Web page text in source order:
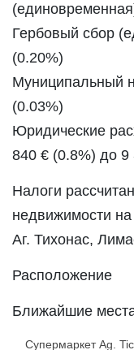
Гербовый сбор
(0.20%)
Муниципальный
(0.03%)
Юридические
840 € (0.8%) до 9
Налоги
недвижимости
Аг. Тихонас,
Расположение
Ближайшие
Супермаркет Ag.